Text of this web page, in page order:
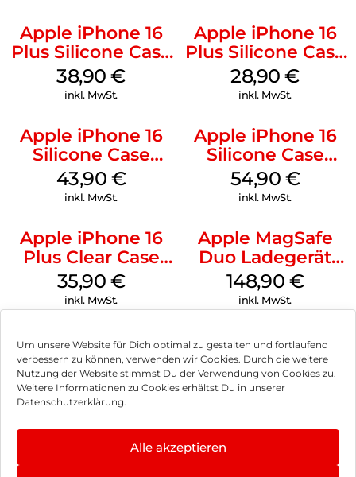
Um unsere Website für Dich optimal zu gestalten und fortlaufend
verbessern zu können, verwenden wir Cookies. Durch die weitere
Nutzung der Website stimmst Du der Verwendung von Cookies zu.
Weitere Informationen zu Cookies erhältst Du in unserer
Datenschutzerklärung.
Alle akzeptieren
Apple iPhone 16
Plus Silicone Case
MagSafe Denim
38,90€
inkl. MwSt.
Apple iPhone 16
Plus Silicone Case
MagSafe Black
28,90€
inkl. MwSt.
Apple iPhone 16
Silicone Case
MagSafe Plum
43,90 €
inkl. MwSt.
Apple iPhone 16
Silicone Case
MagSafe Black
54,90 €
inkl. MwSt.
Apple iPhone 16
Plus Clear Case
MagSafe
Transparent
35,90 €
inkl. MwSt.
Apple MagSafe
Duo Ladegerät
Weiß
148,90 €
inkl. MwSt.
Impressum